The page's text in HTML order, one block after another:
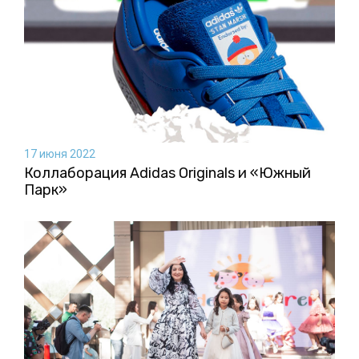
17 июня 2022
Коллаборация Аdidas Originals и «Южный
Парк»